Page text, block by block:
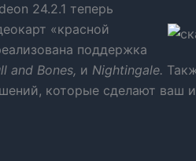
24.2.1 теперь
«красной
поддержка
and Bones, и Nightingale.
которые сделают ваш